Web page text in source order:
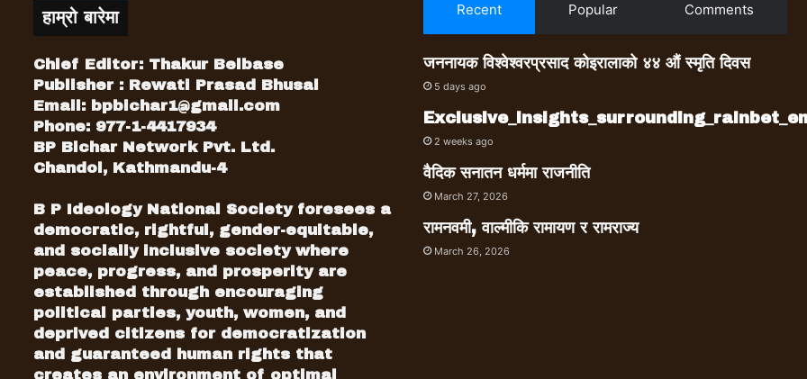
हाम्रो बारेमा
Chief Editor: Thakur Belbase
Publisher : Rewati Prasad Bhusal
Email: bpbichar1@gmail.com
Phone: 977-1-4417934
BP Bichar Network Pvt. Ltd.
Chandol, Kathmandu-4
B P Ideology National Society foresees a
democratic, rightful, gender-equitable,
and socially inclusive society where
peace, progress, and prosperity are
established through encouraging
political parties, youth, women, and
deprived citizens for democratization
and guaranteed human rights that
creates an environment of optimal
Recent Popular Comments
जननायक विश्वेश्वरप्रसाद कोइरालाको ४४ औं स्मृति दिवस
5 days ago
2 weeks ago
वैदिक सनातन धर्ममा राजनीति
March 27, 2026
रामनवमी, वाल्मीकि रामायण र रामराज्य
March 26, 2026